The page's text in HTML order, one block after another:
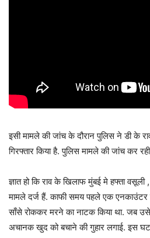
इसी मामले की जांच के दौरान पुलिस ने डी के
गिरफ्तार किया है. पुलिस मामले की जांच कर
ज्ञात हो कि राव के खिलाफ मुंबई मे हफ्ता वसूली
मामले दर्ज हैं. काफी समय पहले एक एनकाउंटर
साँसे रोककर मरने का नाटक किया था. जब
अचानक खुद को बचाने की गुहार लगाई. इस